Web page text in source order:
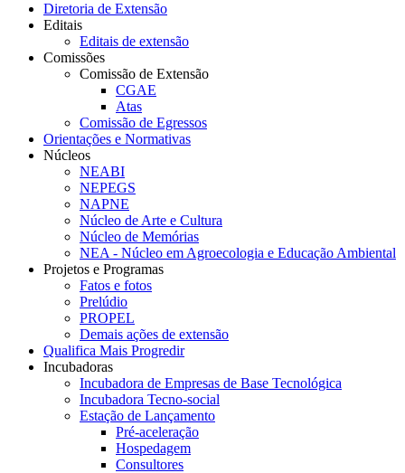
Diretoria de Extensão
Editais
Editais de extensão
Comissões
Comissão de Extensão
CGAE
Atas
Comissão de Egressos
Orientações e Normativas
Núcleos
NEABI
NEPEGS
NAPNE
Núcleo de Arte e Cultura
Núcleo de Memórias
NEA - Núcleo em Agroecologia e Educação Ambiental
Projetos e Programas
Fatos e fotos
Prelúdio
PROPEL
Demais ações de extensão
Qualifica Mais Progredir
Incubadoras
Incubadora de Empresas de Base Tecnológica
Incubadora Tecno-social
Estação de Lançamento
Pré-aceleração
Hospedagem
Consultores